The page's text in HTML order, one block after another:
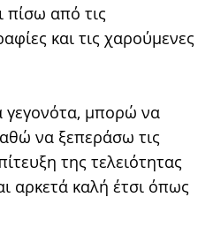
πίσω από τις
και τις χαρούμενες
μπορώ να
να ξεπεράσω τις
της τελειότητας
αρκετά καλή έτσι όπως